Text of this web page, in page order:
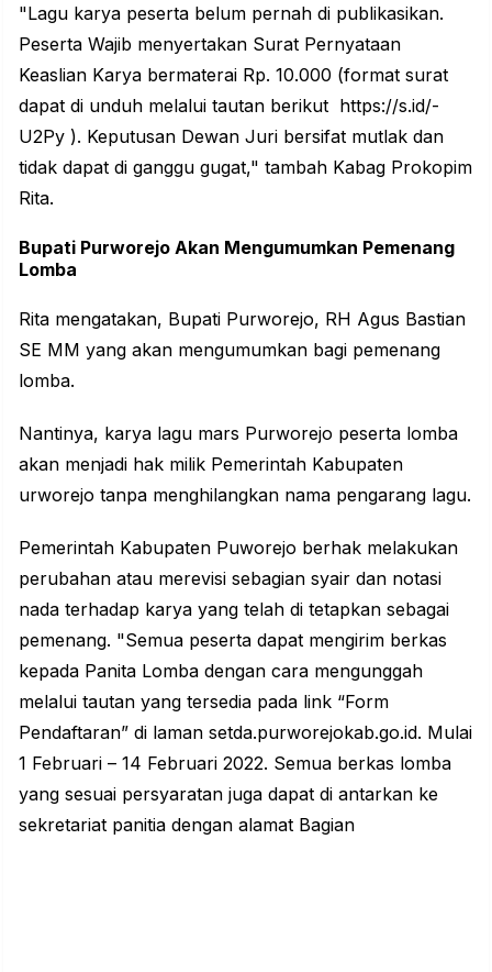
"Lagu karya peserta belum pernah di publikasikan.
Peserta Wajib menyertakan Surat Pernyataan
Keaslian Karya bermaterai Rp. 10.000 (format surat
dapat di unduh melalui tautan berikut https://s.id/-
U2Py ). Keputusan Dewan Juri bersifat mutlak dan
tidak dapat di ganggu gugat," tambah Kabag Prokopim
Rita.
Bupati Purworejo Akan Mengumumkan Pemenang
Lomba
Rita mengatakan, Bupati Purworejo, RH Agus Bastian
SE MM yang akan mengumumkan bagi pemenang
lomba.
Nantinya, karya lagu mars Purworejo peserta lomba
akan menjadi hak milik Pemerintah Kabupaten
urworejo tanpa menghilangkan nama pengarang lagu.
Pemerintah Kabupaten Puworejo berhak melakukan
perubahan atau merevisi sebagian syair dan notasi
nada terhadap karya yang telah di tetapkan sebagai
pemenang. "Semua peserta dapat mengirim berkas
kepada Panita Lomba dengan cara mengunggah
melalui tautan yang tersedia pada link “Form
Pendaftaran” di laman setda.purworejokab.go.id. Mulai
1 Februari – 14 Februari 2022. Semua berkas lomba
yang sesuai persyaratan juga dapat di antarkan ke
sekretariat panitia dengan alamat Bagian